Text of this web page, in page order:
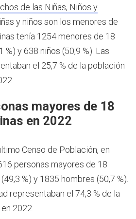
de las Niñas, Niños y
y niños son los menores de
tenía 1254 menores de 18
%) y 638 niños (50,9 %). Las
el 25,7 % de la población
mayores de 18
en 2022
Censo de Población, en
personas mayores de 18
%) y 1835 hombres (50,7 %).
representaban el 74,3 % de la
2022.